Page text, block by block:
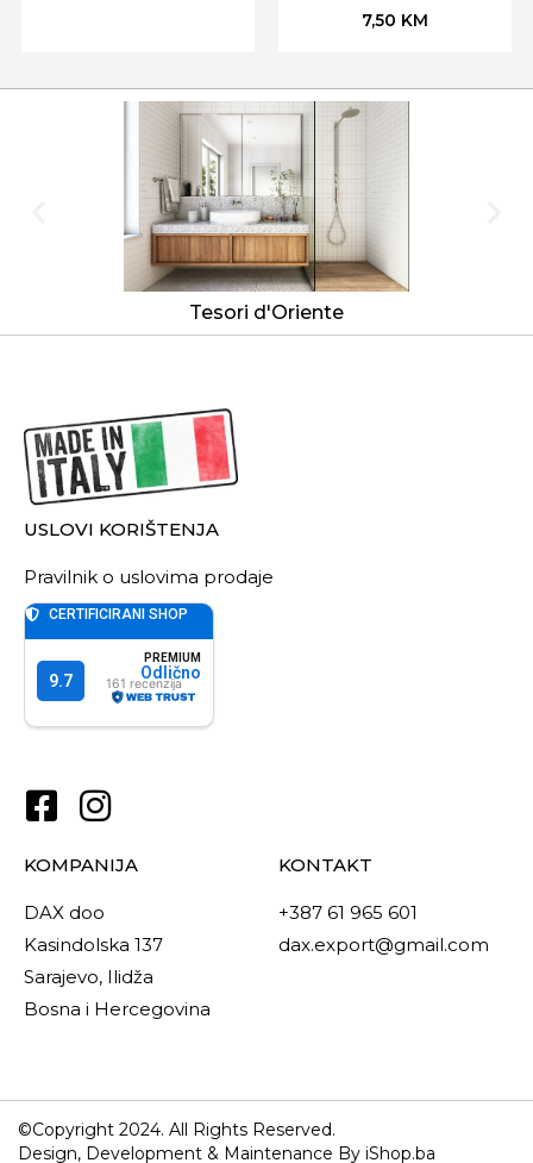
7,50 KM
Tesori d'Oriente
USLOVI KORIŠTENJA
Pravilnik o uslovima prodaje
KOMPANIJA
DAX doo
Kasindolska 137
Sarajevo, Ilidža
Bosna i Hercegovina
KONTAKT
+387 61 965 601
dax.export@gmail.com
©Copyright 2024. All Rights Reserved.
Design, Development & Maintenance By iShop.ba